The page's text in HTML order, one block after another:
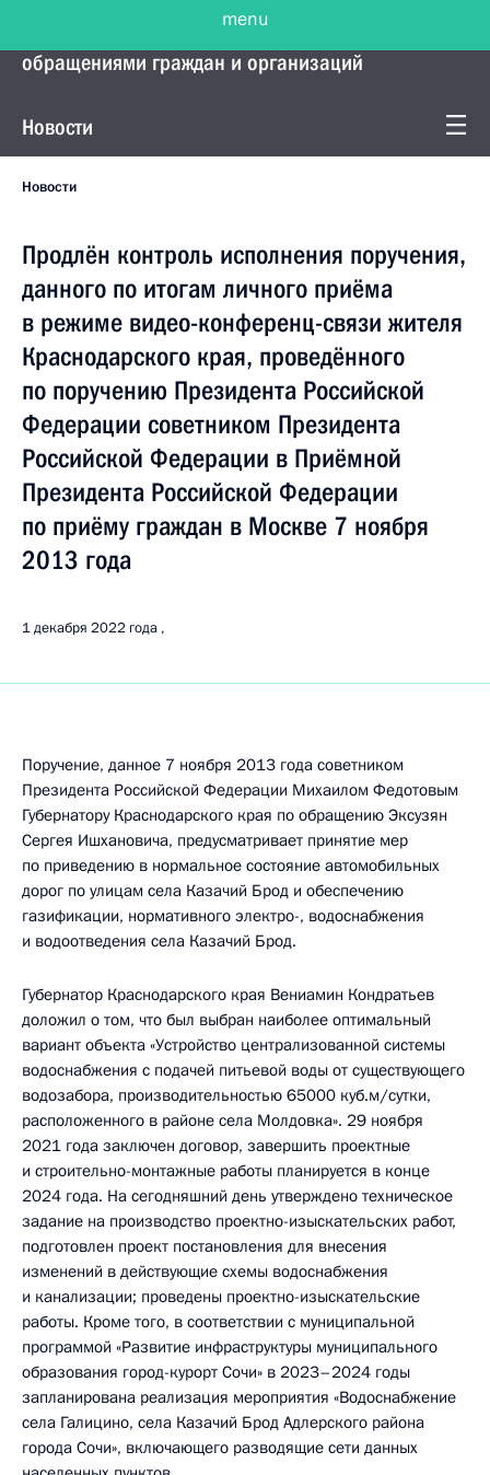
Управление Президента по работе с
обращениями граждан и организаций
Новости
Новости
Продлён контроль исполнения поручения,
данного по итогам личного приёма
в режиме видео-конференц-связи жителя
Краснодарского края, проведённого
по поручению Президента Российской
Федерации советником Президента
Российской Федерации в Приёмной
Президента Российской Федерации
по приёму граждан в Москве 7 ноября
2013 года
1 декабря 2022 года
Поручение, данное 7 ноября 2013 года советником
Президента Российской Федерации Михаилом Федотовым
Губернатору Краснодарского края по обращению Эксузян
Сергея Ишхановича, предусматривает принятие мер
по приведению в нормальное состояние автомобильных
дорог по улицам села Казачий Брод и обеспечению
газификации, нормативного электро-, водоснабжения
и водоотведения села Казачий Брод.
Губернатор Краснодарского края Вениамин Кондратьев
доложил о том, что был выбран наиболее оптимальный
вариант объекта «Устройство централизованной системы
водоснабжения с подачей питьевой воды от существующего
водозабора, производительностью 65000 куб.м/сутки,
расположенного в районе села Молдовка». 29 ноября
2021 года заключен договор, завершить проектные
и строительно-монтажные работы планируется в конце
2024 года. На сегодняшний день утверждено техническое
задание на производство проектно-изыскательских работ,
подготовлен проект постановления для внесения
изменений в действующие схемы водоснабжения
и канализации; проведены проектно-изыскательские
работы. Кроме того, в соответствии с муниципальной
программой «Развитие инфраструктуры муниципального
образования город-курорт Сочи» в 2023–2024 годы
запланирована реализация мероприятия «Водоснабжение
села Галицино, села Казачий Брод Адлерского района
города Сочи», включающего разводящие сети данных